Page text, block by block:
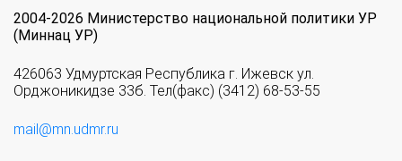
2004-2026 Министерство национальной политики УР
(Миннац УР)
426063 Удмуртская Республика г. Ижевск ул.
Орджоникидзе 33б. Тел(факс) (3412) 68-53-55
mail@mn.udmr.ru